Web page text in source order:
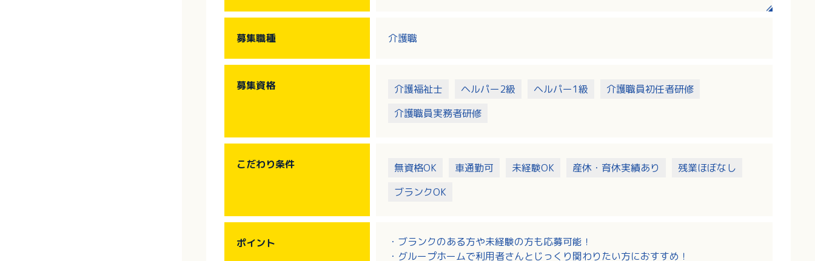
・定期的な社内研修を受けていただくこともあります
募集職種 介護職
募集資格 介護福祉士 ヘルパー2級 ヘルパー1級
介護職員初任者研修
介護職員実務者研修
こだわり条件 無資格OK 車通勤可 未経験OK 産休・育休実績あり
残業ほぼなし
ブランクOK
ポイント
・ブランクのある方や未経験の方も応募可能！
・グループホームで利用者さんとじっくり関わりたい方におすすめ！